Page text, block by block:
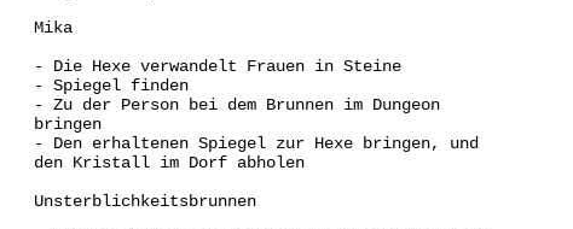
Mika
- Die Hexe verwandelt Frauen in Steine
- Spiegel finden
- Zu der Person bei dem Brunnen im Dungeon
bringen
- Den erhaltenen Spiegel zur Hexe bringen, und
den Kristall im Dorf abholen
Unsterblichkeitsbrunnen